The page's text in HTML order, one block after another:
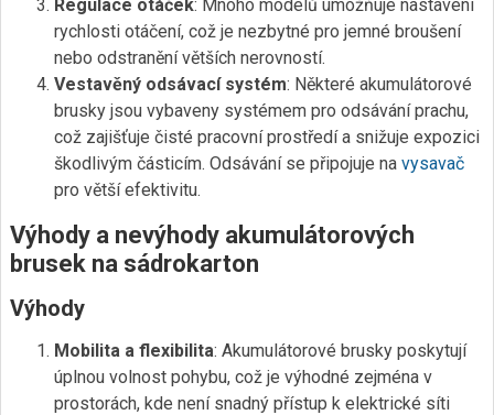
Regulace otáček: Mnoho modelů umožňuje nastavení
rychlosti otáčení, což je nezbytné pro jemné broušení
nebo odstranění větších nerovností.
Vestavěný odsávací systém: Některé akumulátorové
brusky jsou vybaveny systémem pro odsávání prachu,
což zajišťuje čisté pracovní prostředí a snižuje expozici
škodlivým částicím. Odsávání se připojuje na vysavač
pro větší efektivitu.
Výhody a nevýhody akumulátorových
brusek na sádrokarton
Výhody
Mobilita a flexibilita: Akumulátorové brusky poskytují
úplnou volnost pohybu, což je výhodné zejména v
prostorách, kde není snadný přístup k elektrické síti